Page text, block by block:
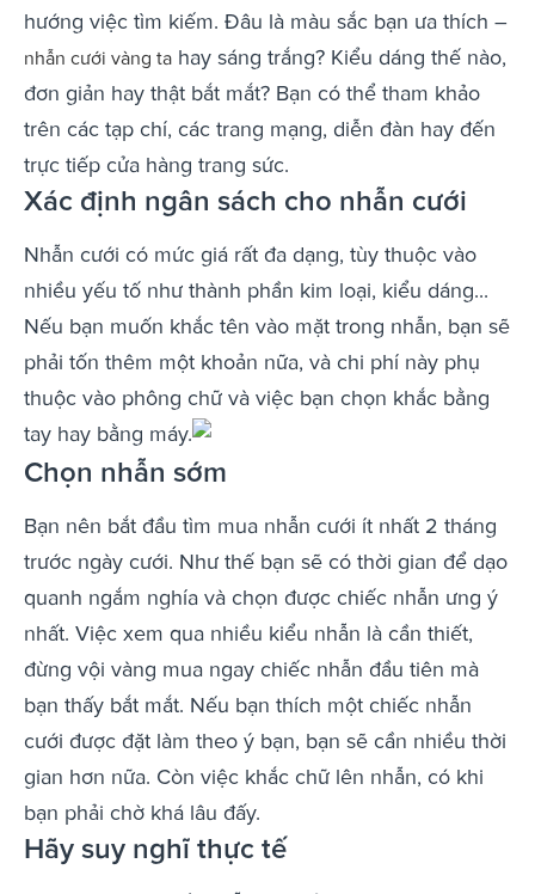
hướng việc tìm kiếm. Đâu là màu sắc bạn ưa thích –
nhẫn cưới vàng ta hay sáng trắng? Kiểu dáng thế nào,
đơn giản hay thật bắt mắt? Bạn có thể tham khảo
trên các tạp chí, các trang mạng, diễn đàn hay đến
trực tiếp cửa hàng trang sức.
Xác định ngân sách cho nhẫn cưới
Nhẫn cưới có mức giá rất đa dạng, tùy thuộc vào
nhiều yếu tố như thành phần kim loại, kiểu dáng...
Nếu bạn muốn khắc tên vào mặt trong nhẫn, bạn sẽ
phải tốn thêm một khoản nữa, và chi phí này phụ
thuộc vào phông chữ và việc bạn chọn khắc bằng
tay hay bằng máy.
Chọn nhẫn sớm
Bạn nên bắt đầu tìm mua nhẫn cưới ít nhất 2 tháng
trước ngày cưới. Như thế bạn sẽ có thời gian để dạo
quanh ngắm nghía và chọn được chiếc nhẫn ưng ý
nhất. Việc xem qua nhiều kiểu nhẫn là cần thiết,
đừng vội vàng mua ngay chiếc nhẫn đầu tiên mà
bạn thấy bắt mắt. Nếu bạn thích một chiếc nhẫn
cưới được đặt làm theo ý bạn, bạn sẽ cần nhiều thời
gian hơn nữa. Còn việc khắc chữ lên nhẫn, có khi
bạn phải chờ khá lâu đấy.
Hãy suy nghĩ thực tế